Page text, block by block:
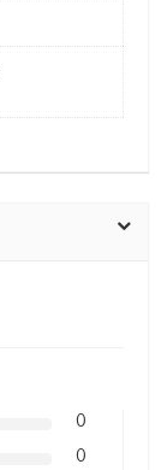
0
0